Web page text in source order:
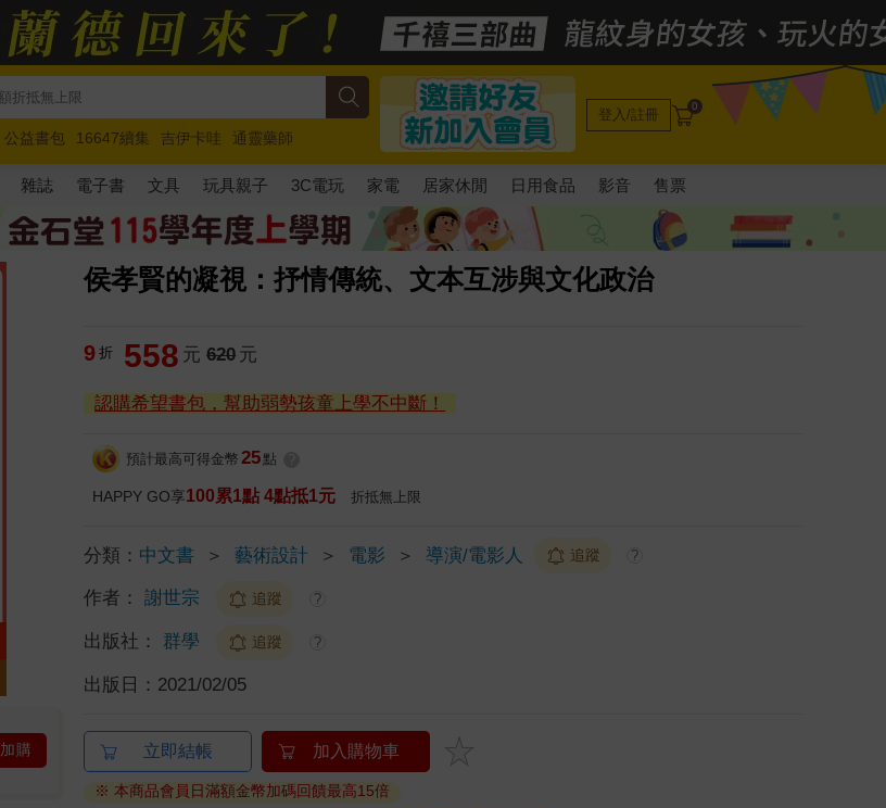
公益書包 16647續集 吉伊卡哇
通靈藥師
馬斯克 玩具總動員5 超慢跑
登入/註冊 0
雜誌 電子書 文具 玩具親子 3C電玩 家電 居家休閒 日用食品 影音 售票
侯孝賢的凝視：抒情傳統、文本互涉與文化政治
加購
9 折 558 元 620 元
認購希望書包，幫助弱勢孩童上學不中斷！
預計最高可得金幣 25 點
HAPPY GO享100累1點 4點抵1元 折抵無上限
分類： 中文書 ＞ 藝術設計 ＞ 電影 ＞ 導演/電影人 追蹤 ?
作者： 謝世宗 追蹤 ?
出版社： 群學 追蹤 ?
出版日： 2021/02/05
立即結帳 加入購物車
※ 本商品會員日滿額金幣加碼回饋最高15倍